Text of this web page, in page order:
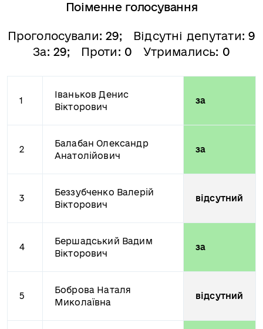
Поіменне голосування
Проголосували:29; Відсутні депутати:9
За: 29; Проти: 0 Утримались: 0
1
Іваньков Денис
Вікторович
за
2
Балабан Олександр
Анатолійович
за
3
Беззубченко Валерій
Вікторович
відсутний
4
Бершадський Вадим
Вікторович
за
5
Боброва Наталя
Миколаївна
відсутний